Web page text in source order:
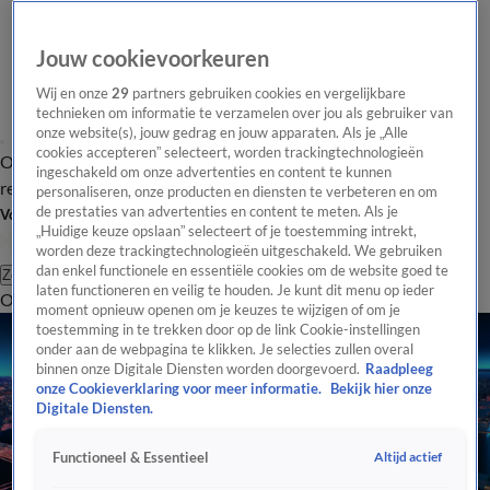
Overzicht Laatste nieuws Regionieuws Het beste van Hart
Tip de
redactie
Volg Hart van Nederland
Zoeken
OverzichtRegioUitzendingenWeerTip de redactiePanelVideo's
Jouw cookievoorkeuren
Wij en onze29 partners gebruiken cookies en vergelijkbare
technieken om informatie te verzamelen over jou als gebruiker van
onze website(s), jouw gedrag en jouw apparaten. Als je „Alle
cookies accepteren” selecteert, worden trackingtechnologieën
ingeschakeld om onze advertenties en content te kunnen
personaliseren, onze producten en diensten te verbeteren en om
de prestaties van advertenties en content te meten. Als je
„Huidige keuze opslaan” selecteert of je toestemming intrekt,
worden deze trackingtechnologieën uitgeschakeld. We gebruiken
dan enkel functionele en essentiële cookies om de website goed te
laten functioneren en veilig te houden. Je kunt dit menu op ieder
moment opnieuw openen om je keuzes te wijzigen of om je
toestemming in te trekken door op de link Cookie-instellingen
onder aan de webpagina te klikken. Je selecties zullen overal
binnen onze Digitale Diensten worden doorgevoerd. Raadpleeg
onze Cookieverklaring voor meer informatie.
Bekijk hier onze
Digitale Diensten.
Functioneel & Essentieel Altijd actief